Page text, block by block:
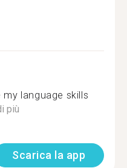
language skills
più
Scarica la app